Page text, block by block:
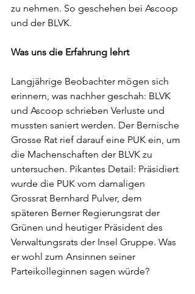
zu nehmen. So geschehen bei Ascoop
und der BLVK.
Was uns die Erfahrung lehrt
Langjährige Beobachter mögen sich
erinnern, was nachher geschah: BLVK
und Ascoop schrieben Verluste und
mussten saniert werden. Der Bernische
Grosse Rat rief darauf eine PUK ein, um
die Machenschaften der BLVK zu
untersuchen. Pikantes Detail: Präsidiert
wurde die PUK vom damaligen
Grossrat Bernhard Pulver, dem
späteren Berner Regierungsrat der
Grünen und heutiger Präsident des
Verwaltungsrats der Insel Gruppe. Was
er wohl zum Ansinnen seiner
Parteikolleginnen sagen würde?